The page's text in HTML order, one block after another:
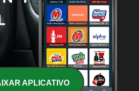
APLICATIVO